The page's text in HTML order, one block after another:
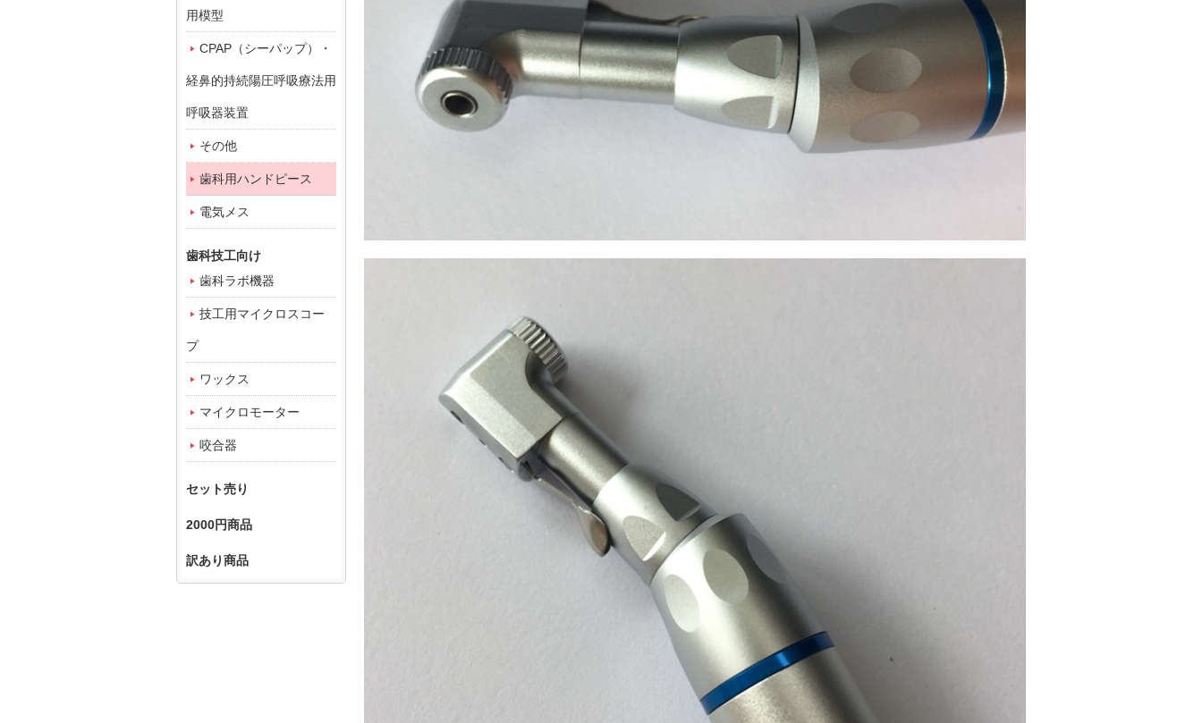
用模型
CPAP（シーパップ）・
経鼻的持続陽圧呼吸療法用
呼吸器装置
その他
歯科用ハンドピース
電気メス
歯科技工向け
歯科ラボ機器
技工用マイクロスコー
プ
ワックス
マイクロモーター
咬合器
セット売り
2000円商品
訳あり商品